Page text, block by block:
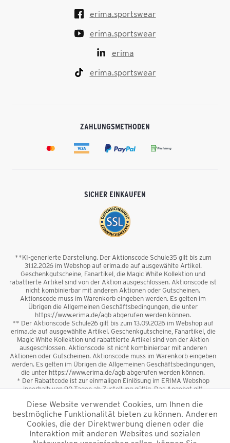
erima.sportswear
erima.sportswear
erima
erima.sportswear
ZAHLUNGSMETHODEN
SICHER EINKAUFEN
**KI-generierte Darstellung. Der Aktionscode Schule35 gilt bis zum
31.12.2026 im Webshop auf erima.de auf ausgewählte Artikel.
Geschenkgutscheine, Fanartikel, die Magic White Kollektion und
rabattierte Artikel sind von der Aktion ausgeschlossen. Aktionscode ist
nicht kombinierbar mit anderen Aktionen oder Gutscheinen.
Aktionscode muss im Warenkorb eingeben werden. Es gelten im
Übrigen die Allgemeinen Geschäftsbedingungen, die unter
https://www.erima.de/agb abgerufen werden können.
** Der Aktionscode Schule26 gilt bis zum 13.09.2026 im Webshop auf
erima.de auf ausgewählte Artikel. Geschenkgutscheine, Fanartikel, die
Magic White Kollektion und rabattierte Artikel sind von der Aktion
ausgeschlossen. Aktionscode ist nicht kombinierbar mit anderen
Aktionen oder Gutscheinen. Aktionscode muss im Warenkorb eingeben
werden. Es gelten im Übrigen die Allgemeinen Geschäftsbedingungen,
die unter https://www.erima.de/agb abgerufen werden können.
* Der Rabattcode ist zur einmaligen Einlösung im ERIMA Webshop
innerhalb von 90 Tagen ab Zustellung gültig. Das Angebot gilt
sowie Geschenkgutscheine sind vom Rabatt ausgeschlossen. Der
Rabattcode ist nicht mit anderen Aktionen oder Gutscheinen
kombinierbar. Der Mindestbestellwert beträgt 50 €
Diese Website verwendet Cookies, um Ihnen die
bestmögliche Funktionalität bieten zu können. Anderen
Cookies, die der Direktwerbung dienen oder die
Interaktion mit anderen Websites und sozialen